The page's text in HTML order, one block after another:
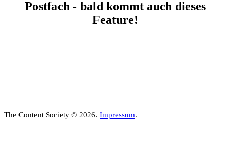
Postfach - bald kommt auch dieses
Feature!
The Content Society © 2026. Impressum.